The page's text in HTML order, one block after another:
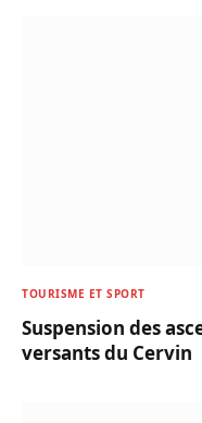
TOURISME ET SPORT
Suspension des
versants du Cervin